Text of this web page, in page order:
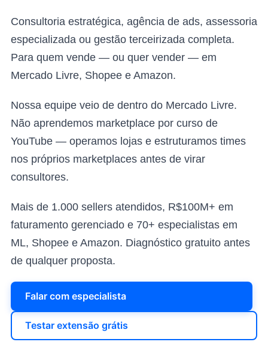
Consultoria estratégica, agência de ads, assessoria
especializada ou gestão terceirizada completa.
Para quem vende — ou quer vender — em
Mercado Livre, Shopee e Amazon.
Nossa equipe veio de dentro do Mercado Livre.
Não aprendemos marketplace por curso de
YouTube — operamos lojas e estruturamos times
nos próprios marketplaces antes de virar
consultores.
Mais de 1.000 sellers atendidos, R$100M+ em
faturamento gerenciado e 70+ especialistas em
ML, Shopee e Amazon. Diagnóstico gratuito antes
de qualquer proposta.
Falar com especialista
Testar extensão grátis